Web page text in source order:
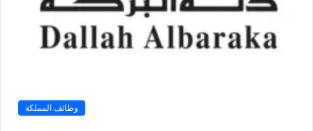
وظائف المملكة